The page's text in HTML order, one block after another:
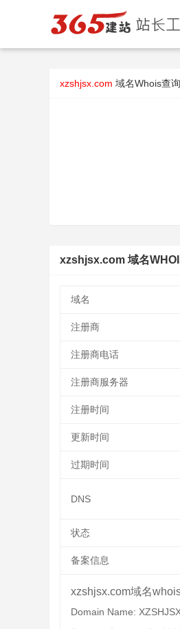
xzshjsx.com 域名Whois查询
xzshjsx.com 域名
域名
注册商
注册商电话
注册商服务器
注册时间
更新时间
过期时间
DNS
状态
备案信息
xzshjsx.com域名
Domain Name: